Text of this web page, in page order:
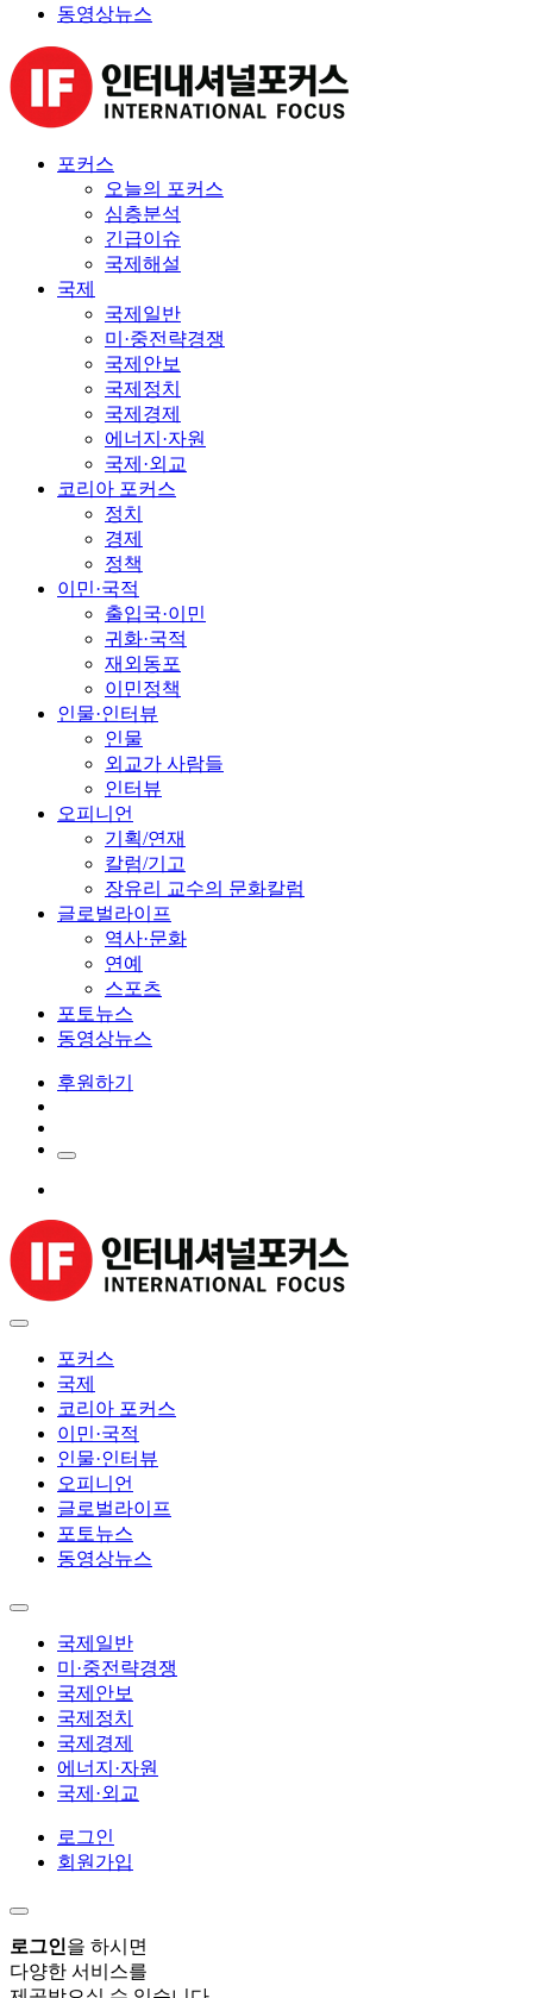
동영상뉴스
포커스
오늘의 포커스
심층분석
긴급이슈
국제해설
국제
국제일반
미·중전략경쟁
국제안보
국제정치
국제경제
에너지·자원
국제·외교
코리아 포커스
정치
경제
정책
이민·국적
출입국·이민
귀화·국적
재외동포
이민정책
인물·인터뷰
인물
외교가 사람들
인터뷰
오피니언
기획/연재
칼럼/기고
장유리 교수의 문화칼럼
글로벌라이프
역사·문화
연예
스포츠
포토뉴스
동영상뉴스
후원하기
포커스
국제
코리아 포커스
이민·국적
인물·인터뷰
오피니언
글로벌라이프
포토뉴스
동영상뉴스
국제일반
미·중전략경쟁
국제안보
국제정치
국제경제
에너지·자원
국제·외교
로그인
회원가입
로그인을 하시면
다양한 서비스를